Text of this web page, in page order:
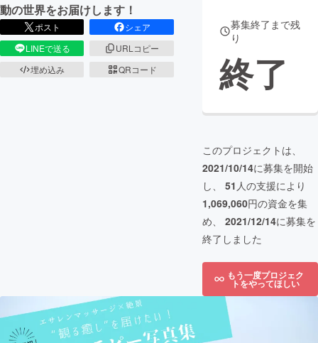
動の世界をお届けします！
ポスト
シェア
LINEで送る
URLコピー
埋め込み
QRコード
募集終了まで残
り
終了
このプロジェクトは、
2021/10/14に募集を開始
し、 51 人の支援により
1,069,060円の資金を集
め、 2021/12/14に募集を
終了しました
もう一度プロジェク
トをやってほしい